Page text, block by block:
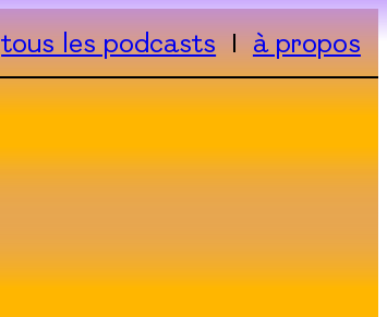
tous les podcasts à propos